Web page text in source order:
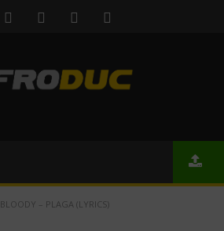
BLOODY – PLAGA (LYRICS)